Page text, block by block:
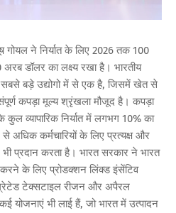
गोयल ने निर्यात के लिए 2026 तक 100
डॉलर का लक्ष्य रखा है। भारतीय
सबसे बड़े उद्योगो में से एक है, जिसमें खेत से
कपड़ा मूल्य श्रृंखला मौजूद है। कपड़ा
व्यापारिक निर्यात में लगभग 10% का
अधिक कर्मचारियों के लिए प्रत्यक्ष और
प्रदान करता है। भारत सरकार ने भारत
करने के लिए प्रोडक्शन लिंक्ड इंसेंटिव
टेक्सटाइल रीजन और अपैरल
योजनाएं भी लाई हैं, जो भारत में उत्पादन